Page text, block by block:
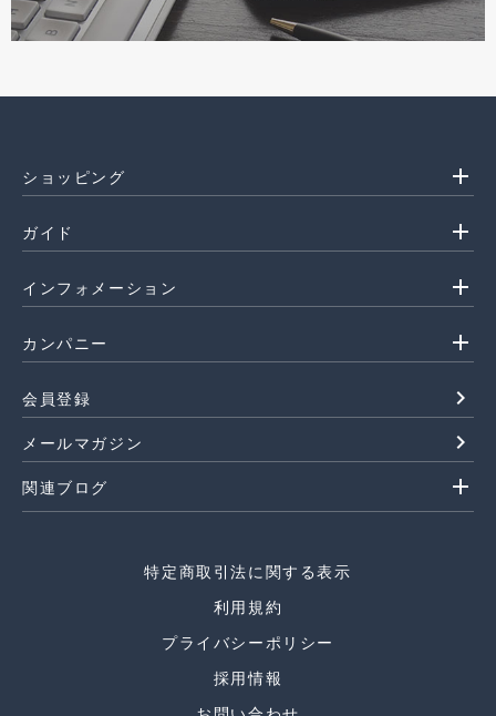
ショッピング add
ガイド add
インフォメーション add
カンパニー add
会員登録 navigate_next
メールマガジン navigate_next
関連ブログ add
特定商取引法に関する表示
利用規約
プライバシーポリシー
採用情報